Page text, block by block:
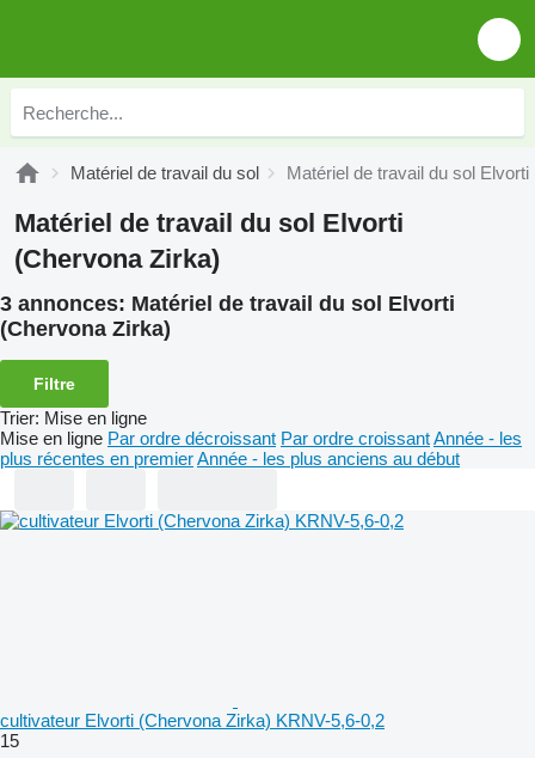
Matériel de travail du sol Matériel de travail du sol
Matériel de travail du sol Elvorti
(Chervona Zirka)
3 annonces: Matériel de travail du sol Elvorti
(Chervona Zirka)
Filtre
Trier: Mise en ligne
Mise en ligne Par ordre décroissant Par ordre croissantAnnée - les
plus récentes en premierAnnée - les plus anciens au début
cultivateur Elvorti (Chervona Zirka) KRNV-5,6-0,2
15